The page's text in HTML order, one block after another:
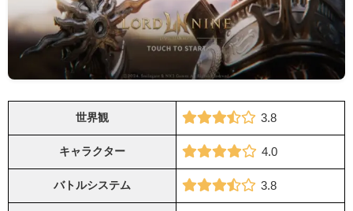
世界観 3.8
キャラクター 4.0
バトルシステム 3.8